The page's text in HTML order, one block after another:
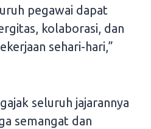
pegawai dapat
kolaborasi, dan
sehari-hari,”
seluruh jajarannya
semangat dan